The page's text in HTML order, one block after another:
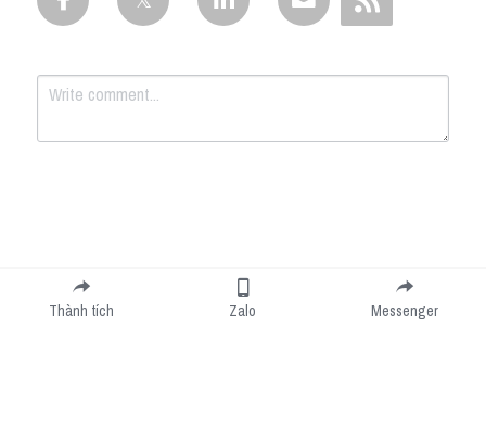
Submit
Thành tích Zalo Messenger